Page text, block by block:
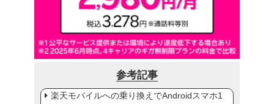
参考記事
楽天モバイルへの乗り換えでAndroidスマホ1